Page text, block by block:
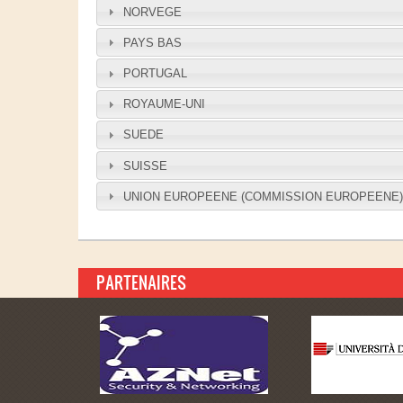
NORVEGE
PAYS BAS
PORTUGAL
ROYAUME-UNI
SUEDE
SUISSE
UNION EUROPEENE (COMMISSION EUROPEENE)
PARTENAIRES